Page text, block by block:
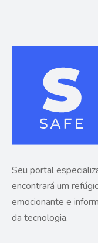
Seu portal
encontrará um
emocionante e
da tecnologia.